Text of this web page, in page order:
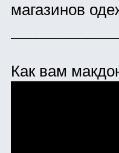
магазинов
Как вам